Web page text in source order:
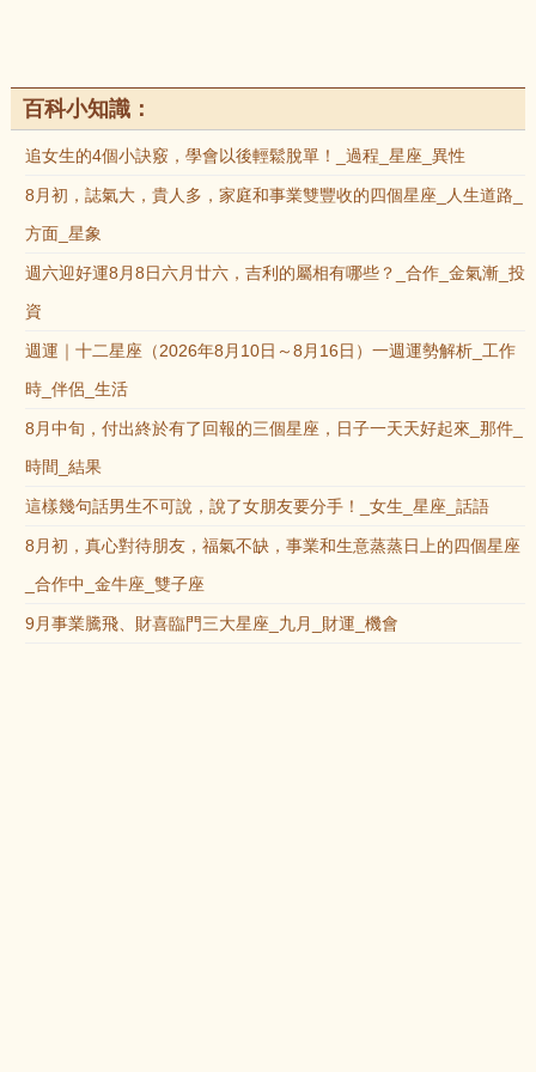
百科小知識：
追女生的4個小訣竅，學會以後輕鬆脫單！_過程_星座_異性
8月初，誌氣大，貴人多，家庭和事業雙豐收的四個星座_人生道路_
方面_星象
週六迎好運8月8日六月廿六，吉利的屬相有哪些？_合作_金氣漸_投
資
週運｜十二星座（2026年8月10日～8月16日）一週運勢解析_工作
時_伴侶_生活
8月中旬，付出終於有了回報的三個星座，日子一天天好起來_那件_
時間_結果
這樣幾句話男生不可說，說了女朋友要分手！_女生_星座_話語
8月初，真心對待朋友，福氣不缺，事業和生意蒸蒸日上的四個星座
_合作中_金牛座_雙子座
9月事業騰飛、財喜臨門三大星座_九月_財運_機會